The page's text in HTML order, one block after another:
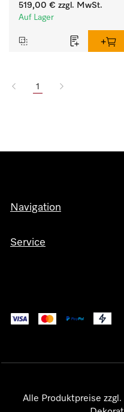
519,00 € zzgl. MwSt.
Auf Lager
1
Navigation
Service
Alle Produktpreise